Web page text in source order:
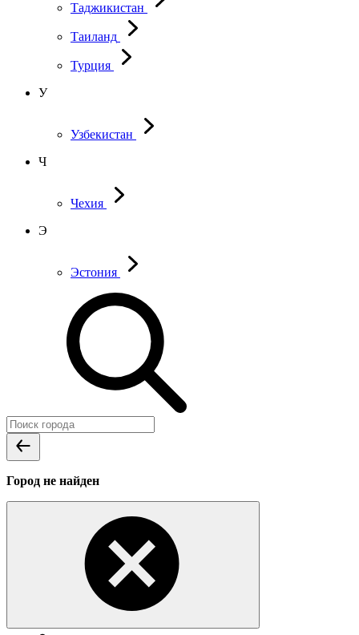
Таджикистан
Таиланд
Турция
У
Узбекистан
Ч
Чехия
Э
Эстония
Город не найден